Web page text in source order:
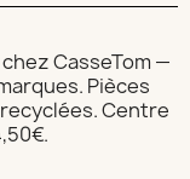
chez CasseTom —
Pièces
Centre